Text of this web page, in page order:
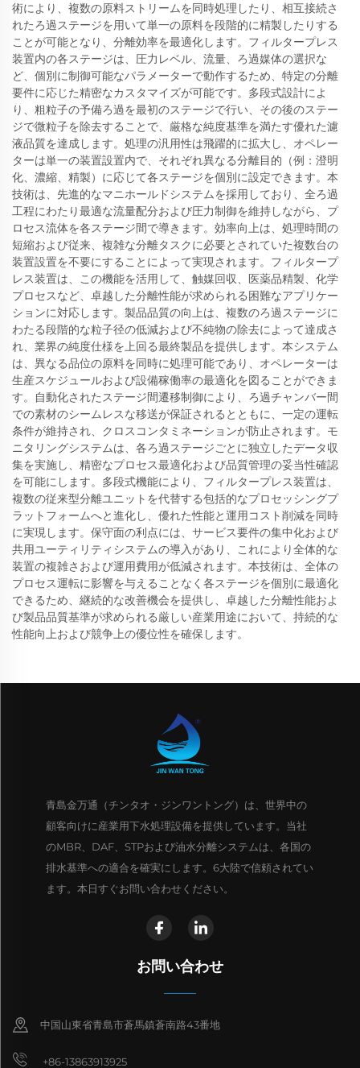
術により、複数の原料ストリームを同時処理したり、相互接続さ
れたろ過ステージを用いて単一の原料を段階的に精製したりする
ことが可能となり、分離効率を最適化します。フィルタープレス
装置内の各ステージは、圧力レベル、流量、ろ過媒体の選択な
ど、個別に制御可能なパラメーターで動作するため、特定の分離
要件に応じた精密なカスタマイズが可能です。多段式設計によ
り、粗粒子の予備ろ過を最初のステージで行い、その後のステー
ジで微粒子を除去することで、厳格な純度基準を満たす優れた濾
液品質を達成します。処理の汎用性は飛躍的に拡大し、オペレー
ターは単一の装置設置内で、それぞれ異なる分離目的（例：澄明
化、濃縮、精製）に応じて各ステージを個別に設定できます。本
技術は、先進的なマニホールドシステムを採用しており、全ろ過
工程にわたり最適な流量配分および圧力制御を維持しながら、プ
ロセス流体を各ステージ間で導きます。効率向上は、処理時間の
短縮および従来、複雑な分離タスクに必要とされていた複数台の
装置設置を不要にすることによって実現されます。フィルタープ
レス装置は、この機能を活用して、触媒回収、医薬品精製、化学
プロセスなど、卓越した分離性能が求められる困難なアプリケー
ションに対応します。製品品質の向上は、複数のろ過ステージに
わたる段階的な粒子径の低減および不純物の除去によって達成さ
れ、業界の純度仕様を上回る最終製品を提供します。本システム
は、異なる品位の原料を同時に処理可能であり、オペレーターは
生産スケジュールおよび設備稼働率の最適化を図ることができま
す。自動化されたステージ間遷移制御により、ろ過チャンバー間
での素材のシームレスな移送が保証されるとともに、一定の運転
条件が維持され、クロスコンタミネーションが防止されます。モ
ニタリングシステムは、各ろ過ステージごとに独立したデータ収
集を実施し、精密なプロセス最適化および品質管理の妥当性確認
を可能にします。多段式機能により、フィルタープレス装置は、
複数の従来型分離ユニットを代替する包括的なプロセッシングプ
ラットフォームへと進化し、優れた性能と運用コスト削減を同時
に実現します。保守面の利点には、サービス要件の集中化および
共用ユーティリティシステムの導入があり、これにより全体的な
装置の複雑さおよび運用費用が低減されます。本技術は、全体の
プロセス運転に影響を与えることなく各ステージを個別に最適化
できるため、継続的な改善機会を提供し、卓越した分離性能およ
び製品品質基準が求められる厳しい産業用途において、持続的な
性能向上および競争上の優位性を確保します。
青島金万通（チンタオ・ジンワントング）は、世界中の
顧客向けに産業用下水処理設備を提供しています。当社
のMBR、DAF、STPおよび油水分離システムは、各国の
排水基準への適合を確実にします。6大陸で信頼されてい
ます。本日すぐお問い合わせください。
お問い合わせ
中国山東省青島市蒼馬鎮蒼南路43番地
+86-13863913925